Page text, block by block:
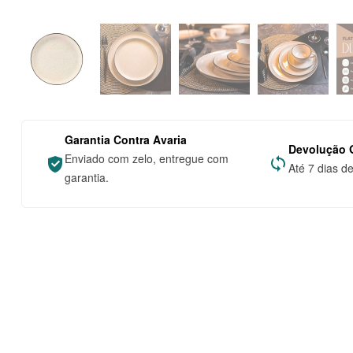
Garantia Contra Avaria
Enviado com zelo, entregue com
garantia.
Devolução
Até 7 dias